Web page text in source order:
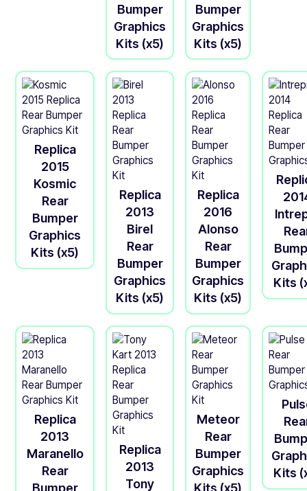
Bumper
Graphics
Kits (x5)
Bumper
Graphics
Kits (x5)
Replica
2015
Kosmic
Rear
Bumper
Graphics
Kits (x5)
Replica
2013
Birel
Rear
Bumper
Graphics
Kits (x5)
Replica
2016
Alonso
Rear
Bumper
Graphics
Kits (x5)
Kits
Replica
2013
Maranello
Rear
Bumper
Replica
2013
Tony
Meteor
Rear
Bumper
Graphics
Kits (x5)
Kits